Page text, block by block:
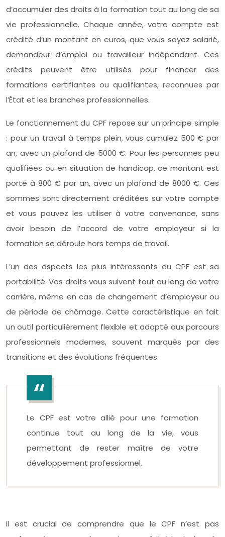
d’accumuler des droits à la formation tout au long de sa
vie professionnelle. Chaque année, votre compte est
crédité d’un montant en euros, que vous soyez salarié,
demandeur d’emploi ou travailleur indépendant. Ces
crédits peuvent être utilisés pour financer des
formations certifiantes ou qualifiantes, reconnues par
l’État et les branches professionnelles.
Le fonctionnement du CPF repose sur un principe simple
: pour un travail à temps plein, vous cumulez 500 € par
an, avec un plafond de 5000 €. Pour les personnes peu
qualifiées ou en situation de handicap, ce montant est
porté à 800 € par an, avec un plafond de 8000 €. Ces
sommes sont directement créditées sur votre compte
et vous pouvez les utiliser à votre convenance, sans
avoir besoin de l’accord de votre employeur si la
formation se déroule hors temps de travail.
L’un des aspects les plus intéressants du CPF est sa
portabilité. Vos droits vous suivent tout au long de votre
carrière, même en cas de changement d’employeur ou
de période de chômage. Cette caractéristique en fait
un outil particulièrement flexible et adapté aux parcours
professionnels modernes, souvent marqués par des
transitions et des évolutions fréquentes.
Le CPF est votre allié pour une formation
continue tout au long de la vie, vous
permettant de rester maître de votre
développement professionnel.
Il est crucial de comprendre que le CPF n’est pas